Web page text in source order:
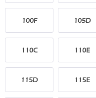
100F 105D
110C 110E
115D 115E